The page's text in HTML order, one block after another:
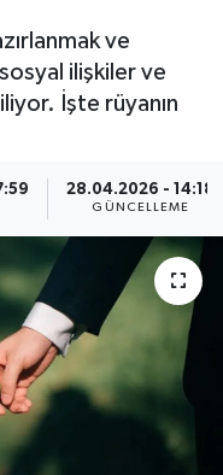
ve
ilişkiler ve
İşte rüyanın
28.04.2026 - 14:18
GÜNCELLEME
Fikstür